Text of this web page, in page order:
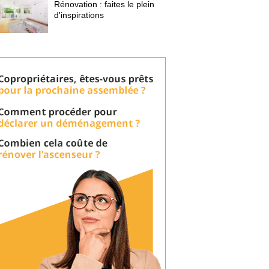
Rénovation : faites le plein
d'inspirations